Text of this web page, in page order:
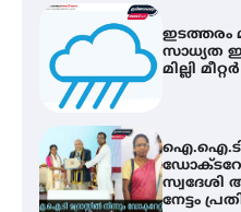
ഇടത്തരം
സാധ്യത
മില്ലി
ഐ.ഐ.ടി
സ്വദേശി
നേട്ടം